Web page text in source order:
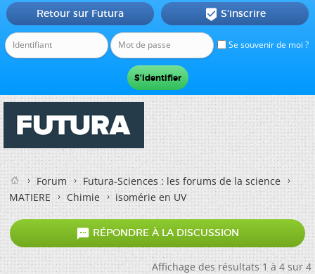
Se souvenir de moi ?
Retour sur Futura  S'inscrire
Forum
Futura-Sciences : les forums de la science
MATIERE
Chimie isomérie en UV
 RÉPONDRE À LA DISCUSSION
Affichage des résultats 1 à 4 sur 4